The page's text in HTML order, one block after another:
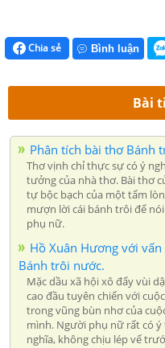
Chia sẻ Bình luận
Bài
Phân tích bài thơ Bánh
Thơ vịnh chỉ thực sự có ý
tưởng của nhà thơ. Bài thơ
tự bộc bạch của một tấm
mượn lời cái bánh trôi để
phụ nữ.
Hồ Xuân Hương với
Bánh trôi nước.
Mặc dầu xã hội xô đẩy vùi
cao đầu tuyên chiến với
trong vũng bùn nhơ của
mình. Người phụ nữ rất có
nghĩa, không chịu lép vế